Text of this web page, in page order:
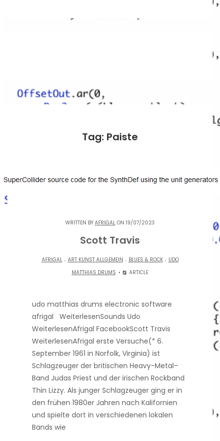
Tag: Paiste
WRITTEN BY AFRIGAL ON 19/07/2023
Scott Travis
AFRIGAL. ART KUNST ALLGEMEIN . BLUES & ROCK. UDO
MATTHIAS DRUMS
ARTICLE
udo matthias drums electronic software
afrigal WeiterlesenSounds Udo
WeiterlesenAfrigal FacebookScott Travis
WeiterlesenAfrigal erste Versuche(* 6.
September 1961 in Norfolk, Virginia) ist
Schlagzeuger der britischen Heavy-Metal–
Band Judas Priest und der irischen Rockband
Thin Lizzy. Als junger Schlagzeuger ging er in
den frühen 1980er Jahren nach Kalifornien
und spielte dort in verschiedenen lokalen
Bands wie